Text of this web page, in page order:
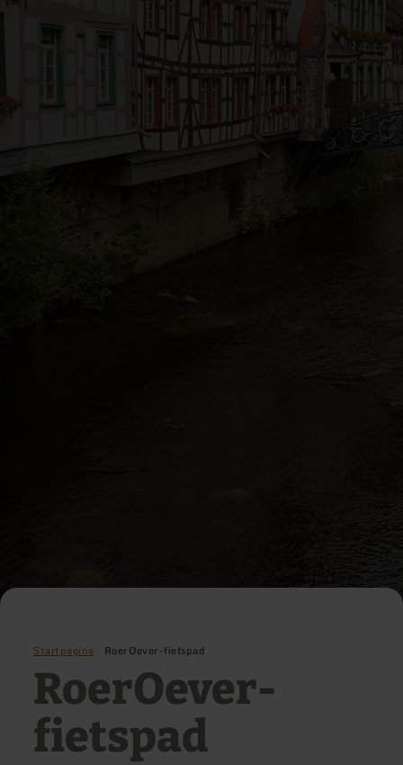
Startpagina RoerOever-fietspad
RoerOever-
fietspad